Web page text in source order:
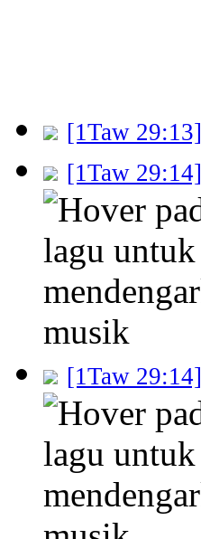
[1Taw 29:13]
[1Taw 29:14]
[1Taw 29:14]